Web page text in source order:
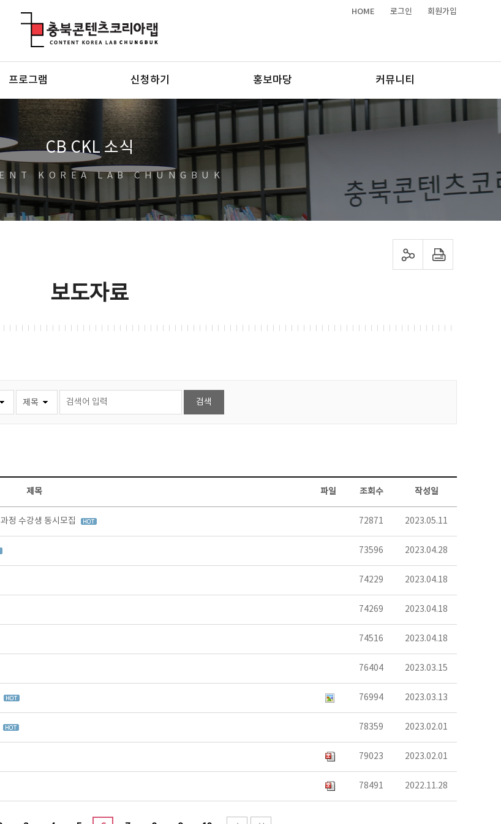
HOME 로그인 회원가입
프로그램 신청하기 홍보마당 커뮤니티
CB CKL 소식
KOREA LAB CHUNGBUK
sns 공유하기 프린트하기
보도자료
제목 파일 조회수 작성일
정 수강생 동시모집 72871 2023.05.11
73596 2023.04.28
74229 2023.04.18
74269 2023.04.18
74516 2023.04.18
76404 2023.03.15
76994 2023.03.13
78359 2023.02.01
79023 2023.02.01
78491 2022.11.28